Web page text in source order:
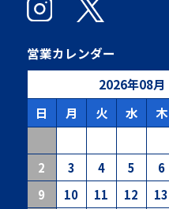
営業カレンダー
2026年08月
日
月 火 水 木
2
3 4 5 6
9
10 11 12 13